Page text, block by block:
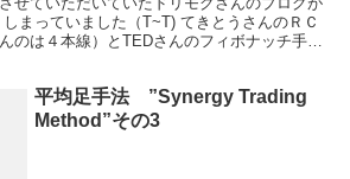
まっていました（T~T) てきとうさんのＲＣ
のは４本線）とTEDさんのフィボナッチ手法
平均足手法 ”Synergy Trading
Method”その3